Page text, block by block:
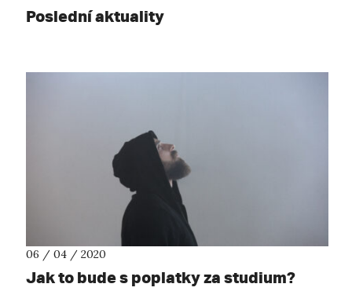
Poslední aktuality
06 / 04 / 2020
Jak to bude s poplatky za studium?